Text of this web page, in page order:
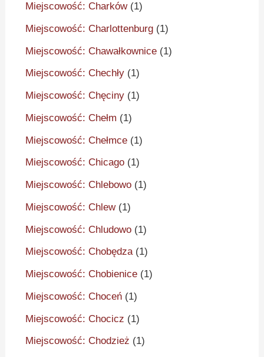
Miejscowość: Charków(1)
Miejscowość: Charlottenburg (1)
Miejscowość: Chawałkownice (1)
Miejscowość: Chechły (1)
Miejscowość: Chęciny (1)
Miejscowość: Chełm (1)
Miejscowość: Chełmce (1)
Miejscowość: Chicago (1)
Miejscowość: Chlebowo (1)
Miejscowość: Chlew(1)
Miejscowość: Chludowo (1)
Miejscowość: Chobędza(1)
Miejscowość: Chobienice (1)
Miejscowość: Choceń (1)
Miejscowość: Chocicz (1)
Miejscowość: Chodzież (1)